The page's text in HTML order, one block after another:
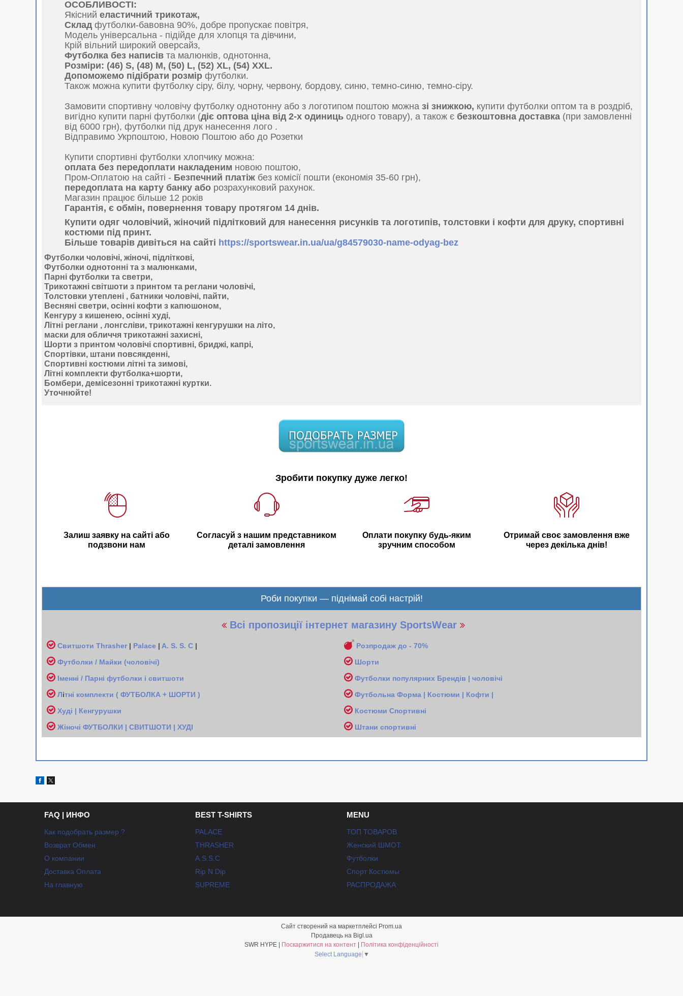
ОСОБЛИВОСТІ:
Якісний еластичний трикотаж,
Склад футболки-бавовна 90%, добре пропускає повітря,
Модель універсальна - підійде для хлопця та дівчини,
Крій вільний широкий оверсайз,
Футболка без написів та малюнків, однотонна,
Розміри: (46) S, (48) M, (50) L, (52) XL, (54) ХХL.
Допоможемо підібрати розмір футболки.
Також можна купити футболку сіру, білу, чорну, червону, бордову, синю, темно-синю, темно-сіру.
Замовити спортивну чоловічу футболку однотонну або з логотипом поштою можна зі знижкою, купити футболки оптом та в роздріб,
вигідно купити парні футболки (діє оптова ціна від 2-х одиниць одного товару), а також є безкоштовна доставка (при замовленні
від 6000 грн), футболки під друк нанесення лого .
Відправимо Укрпоштою, Новою Поштою або до Розетки
Купити спортивні футболки хлопчику можна:
оплата без передоплати накладеним новою поштою,
Пром-Оплатою на сайті - Безпечний платіж без комісії пошти (економія 35-60 грн),
передоплата на карту банку або розрахунковий рахунок.
Магазин працює більше 12 років
Гарантія, є обмін, повернення товару протягом 14 днів.
Купити одяг чоловічий, жіночий підлітковий для нанесення рисунків та логотипів, толстовки і кофти для друку, спортивні
костюми під принт.
Більше товарів дивіться на сайті https://sportswear.in.ua/ua/g84579030-name-odyag-bez
Футболки чоловічі, жіночі, підліткові,
Футболки однотонні та з малюнками,
Парні футболки та светри,
Трикотажні світшоти з принтом та реглани чоловічі,
Толстовки утеплені , батники чоловічі, пайти,
Весняні светри, осінні кофти з капюшоном,
Кенгуру з кишенею, осінні худі,
Літні реглани , лонгсліви, трикотажні кенгурушки на літо,
маски для обличчя трикотажні захисні,
Шорти з принтом чоловічі спортивні, бриджі, капрі,
Спортівки, штани повсякденні,
Спортивні костюми літні та зимові,
Літні комплекти футболка+шорти,
Бомбери, демісезонні трикотажні куртки.
Уточнюйте!
Зробити покупку дуже легко!
Залиш заявку на сайті або
подзвони нам
Согласуй з нашим представником
деталі замовлення
Оплати покупку будь-яким
зручним способом
Отримай своє замовлення вже
через декілька днів!
Роби покупки — піднімай собі настрій!
Всі пропозиції інтернет магазину SportsWear
Свитшоти Thrasher | Palace | A. S. S. C |
Розпродаж до - 70%
Футболки / Майки (чоловічі)
Шорти
Іменні / Парні футболки і свитшоти
Футболки популярних Брендів | чоловічі
Літні комплекти ( ФУТБОЛКА + ШОРТИ )
Футбольна Форма | Костюми | Кофти |
Худі | Кенгурушки
Костюми Спортивні
Жіночі ФУТБОЛКИ | СВИТШОТИ | ХУДІ Штани спортивні
FAQ | ИНФО
Как подобрать размер ?
Возврат Обмен
О компании
Доставка Оплата
На главную
BEST T-SHIRTS
PALACE
THRASHER
A.S.S.C
Rip N Dip
SUPREME
MENU
ТОП ТОВАРОВ
Женский ШМОТ
Футболки
Спорт Костюмы
РАСПРОДАЖА
Сайт створений на маркетплейсі Prom.ua
Продавець на Bigl.ua
Поскаржитися на контент
Політика конфіденційності
Select Language ▼